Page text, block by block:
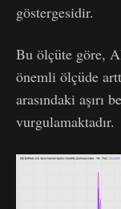
göstergesidir.
Bu ölçüte göre,
önemli ölçüde
arasındaki aşırı
vurgulamaktadır.